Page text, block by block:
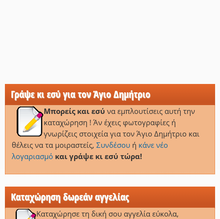
Γράψε κι εσύ για τον Άγιο Δημήτριο
Μπορείς και εσύ να εμπλουτίσεις αυτή την
καταχώρηση ! Άν έχεις φωτογραφίες ή
γνωρίζεις στοιχεία για τον Άγιο Δημήτριο και
θέλεις να τα μοιραστείς, Συνδέσουή κάνε νέο
λογαριασμό και γράψε κι εσύ τώρα!
Καταχώρηση δωρεάν αγγελίας
Καταχώρησε τη δική σου αγγελία εύκολα,